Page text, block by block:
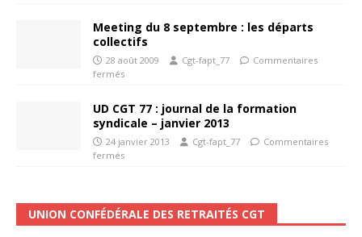
Meeting du 8 septembre : les départs
collectifs
28 août 2009 Cgt-fapt_77
Commentaires
fermés
UD CGT 77 : journal de la formation
syndicale – janvier 2013
24 janvier 2013 Cgt-fapt_77
Commentaires
fermés
UNION CONFÉDÉRALE DES RETRAITÉS CGT